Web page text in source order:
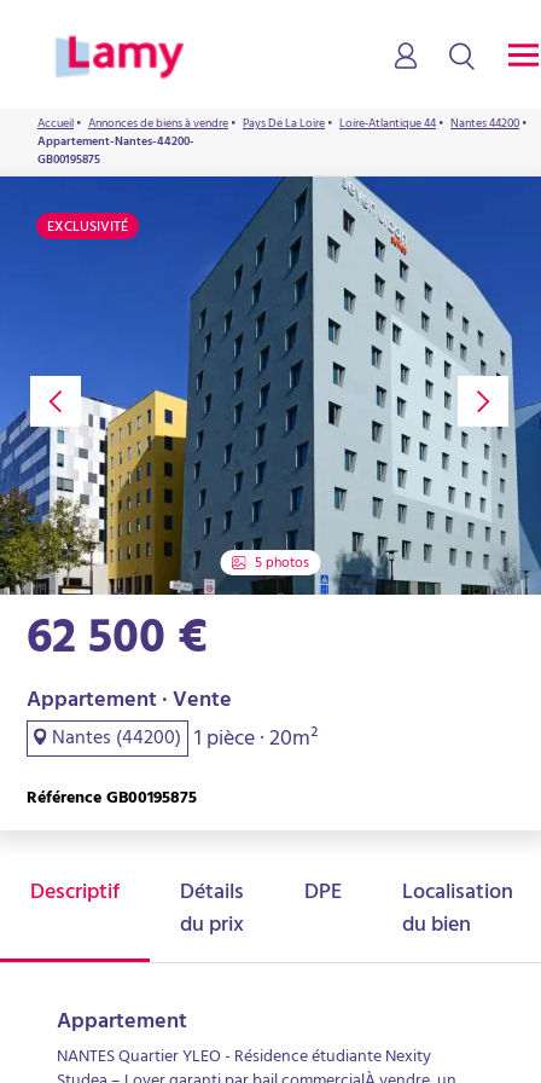
Accueil• Annonces de biens à vendre• Pays De La Loire• Loire-Atlantique 44• Nantes 44200•
Appartement-Nantes-44200-
GB00195875
EXCLUSIVITÉ
5 photos
Appartement · Vente
Nantes (44200) 1 pièce · 20m²
62 500 €
Référence GB00195875
Descriptif Détails
du prix
DPE Localisation
du bien
Appartement
NANTES Quartier YLEO - Résidence étudiante Nexity